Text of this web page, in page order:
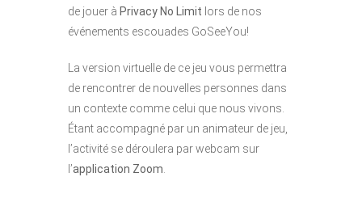
de jouer à Privacy No Limit lors de nos
événements escouades GoSeeYou!
La version virtuelle de ce jeu vous permettra
de rencontrer de nouvelles personnes dans
un contexte comme celui que nous vivons.
Étant accompagné par un animateur de jeu,
l’activité se déroulera par webcam sur
l’application Zoom.